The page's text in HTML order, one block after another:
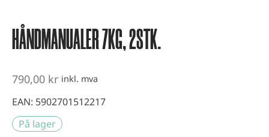
HÅNDMANUALER 7KG, 2STK.
790,00 kr inkl. mva
EAN: 5902701512217
På lager